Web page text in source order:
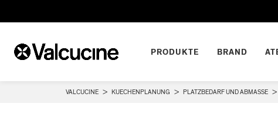
PRODUKTE BRAND
VALCUCINE > KUECHENPLANUNG > PLATZBEDARF UND ABMASSE >